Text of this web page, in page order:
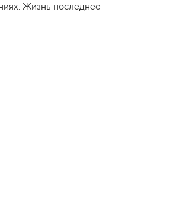
Жизнь последнее